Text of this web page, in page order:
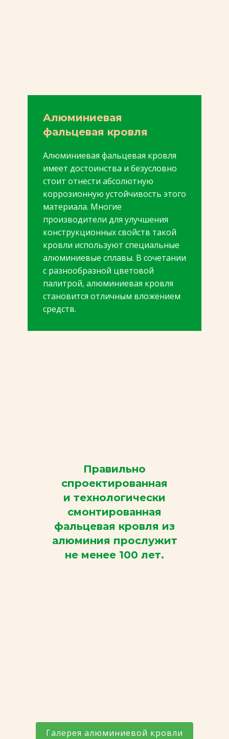
Алюминиевая
фальцевая кровля
Алюминиевая фальцевая кровля
имеет достоинства и безусловно
стоит отнести абсолютную
коррозионную устойчивость этого
материала. Многие
производители для улучшения
конструкционных свойств такой
кровли используют специальные
алюминиевые сплавы. В сочетании
с разнообразной цветовой
палитрой, алюминиевая кровля
становится отличным вложением
средств.
Правильно
спроектированная
и технологически
смонтированная
фальцевая кровля из
алюминия прослужит
не менее 100 лет.
Галерея алюминиевой кровли